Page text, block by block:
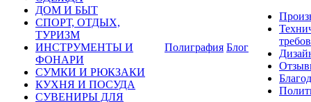
ДОМ И БЫТ
СПОРТ, ОТДЫХ,
ТУРИЗМ
ИНСТРУМЕНТЫ И
ФОНАРИ
СУМКИ И РЮКЗАКИ
КУХНЯ И ПОСУДА
СУВЕНИРЫ ДЛЯ
Полиграфия Блог